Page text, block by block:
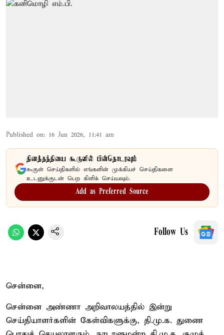
Published on: 16 Jun 2026, 11:41 am
தினத்தந்தியை கூகுளில் பின்தொடரவும்
கூகுள் செய்திகளில் எங்களின் முக்கியச் செய்திகளை
உடனுக்குடன் பெற கிளிக் செய்யவும்.
Add as Preferred Source
Follow Us
சென்னை,
சென்னை அண்ணா அறிவாலயத்தில் இன்று
செய்தியாளர்களின் கேள்விகளுக்கு, தி.மு.க. துணை